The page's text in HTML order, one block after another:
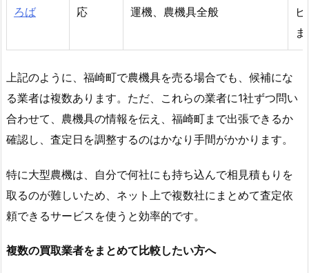
ろば
応
運機、農機具全般
上記のように、福崎町で農機具を売る場合でも、候補にな
る業者は複数あります。ただ、これらの業者に1社ずつ問い
合わせて、農機具の情報を伝え、福崎町まで出張できるか
確認し、査定日を調整するのはかなり手間がかかります。
特に大型農機は、自分で何社にも持ち込んで相見積もりを
取るのが難しいため、ネット上で複数社にまとめて査定依
頼できるサービスを使うと効率的です。
複数の買取業者をまとめて比較したい方へ